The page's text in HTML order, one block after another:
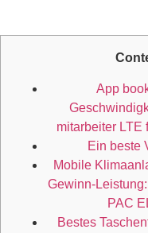
App
mitarbeiter LTE
Ein beste
Mobile
Gewinn-
PAC
Bestes